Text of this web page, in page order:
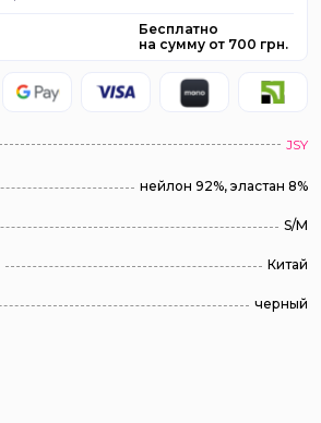
Бесплатно
на сумму от 700 грн.
JSY
нейлон 92%, эластан 8%
S/M
Китай
черный